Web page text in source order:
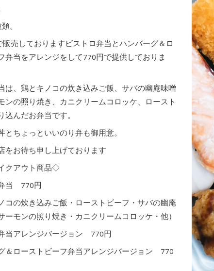
。
販売しておりますビストロ弁当とハンバーグ＆ロ
弁当をアレンジをして770円で提供しておりま
は、鶏とキノコの炊き込みご飯、サバの幽庵味噌
ンの照り焼き、カニクリームコロッケ、ロースト
込んだお弁当です。
とちょっといいのり弁も御用意。
をお待ち申し上げております
クアウト商品◇
当 770円
コの炊き込みご飯・ローストビーフ・サバの幽庵
ーモンの照り焼き・カニクリームコロッケ・他）
当アレンジバージョン 770円
＆ローストビーフ弁当アレンジバージョン 770